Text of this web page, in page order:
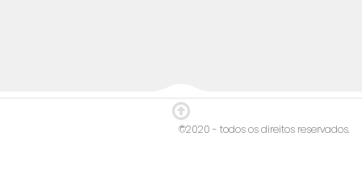
©2020 - todos os direitos reservados.